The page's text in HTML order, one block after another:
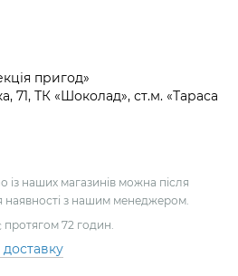
пригод»
71, ТК «Шоколад», ст.м. «Тараса
із наших магазинів можна після
з нашим менеджером.
72 годин.